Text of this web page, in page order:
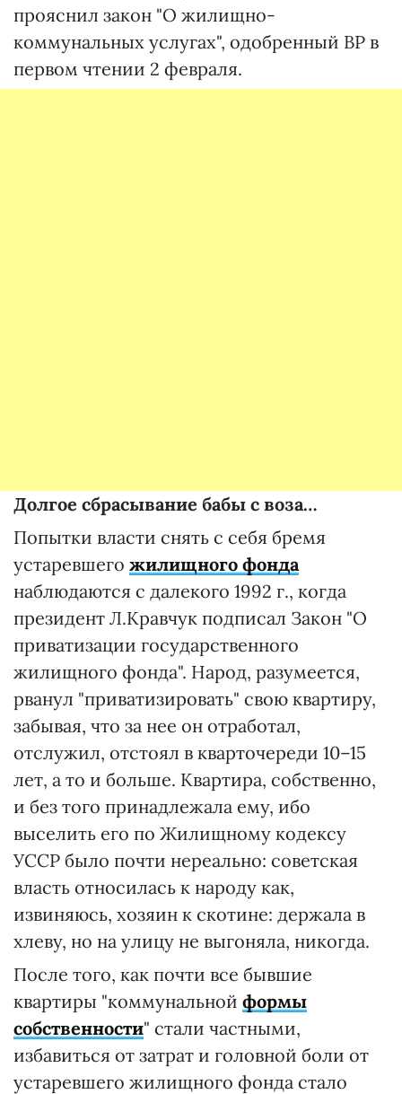
прояснил закон "О жилищно-
коммунальных услугах", одобренный ВР в
первом чтении 2 февраля.
Долгое сбрасывание бабы с воза…
Попытки власти снять с себя бремя
устаревшего жилищного фонда
наблюдаются с далекого 1992 г., когда
президент Л.Кравчук подписал Закон "О
приватизации государственного
жилищного фонда". Народ, разумеется,
рванул "приватизировать" свою квартиру,
забывая, что за нее он отработал,
отслужил, отстоял в кварточереди 10–15
лет, а то и больше. Квартира, собственно,
и без того принадлежала ему, ибо
выселить его по Жилищному кодексу
УССР было почти нереально: советская
власть относилась к народу как,
извиняюсь, хозяин к скотине: держала в
хлеву, но на улицу не выгоняла, никогда.
После того, как почти все бывшие
квартиры "коммунальной формы
собственности" стали частными,
избавиться от затрат и головной боли от
устаревшего жилищного фонда стало